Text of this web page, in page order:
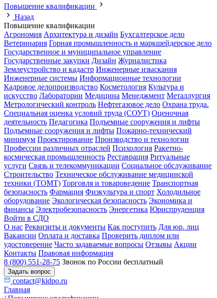
Повышение квалификации
Назад
Повышение квалификации
Агрономия Архитектура и дизайн Бухгалтерское дело
Ветеринария Горная промышленность и маркшейдерское дело
Государственное и муниципальное управление
Государственные закупки Дизайн Журналистика
Землеустройство и кадастр Инженерные изыскания
Инженерные системы Информационные технологии
Кадровое делопроизводство Косметология Культура и
искусство Лаборатории Медицина Менеджмент Металлургия
Метрологический контроль Нефтегазовое дело Охрана труда.
Специальная оценка условий труда (СОУТ) Оценочная
деятельность Педагогика Подъемные сооружения и лифты
Подъемные сооружения и лифты Пожарно-технический
минимум Проектирование Производство и технологии
Профессии различных отраслей Психология Ракетно-
космическая промышленность Реставрация Ритуальные
услуги Связь и телекоммуникации Социальное обслуживание
Строительство Техническое обслуживание медицинской
техники (ТОМТ) Торговля и товароведение Транспортная
безопасность Фармация Физкультура и спорт Холодильное
оборудование Экологическая безопасность Экономика и
финансы Электробезопасность Энергетика Юриспруденция
Войти в СДО
О нас Реквизиты и документы Как поступить Для юр. лиц
Вакансии Оплата и доставка Проверить диплом или
удостоверение Часто задаваемые вопросы Отзывы Акции
Контакты Правовая информация
8 (800) 551-28-75 Звонок по России бесплатный
Задать вопрос
contact@kidpo.ru
Главная